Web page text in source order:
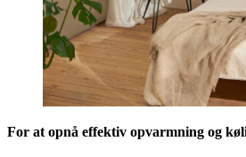
For at opnå effektiv opvarmning og